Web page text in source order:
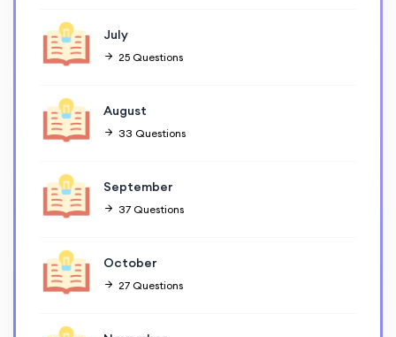
July
25 Questions
August
33 Questions
September
37 Questions
October
27 Questions